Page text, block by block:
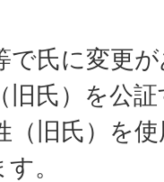
で氏に変更
旧氏）を公
（旧氏）を
。